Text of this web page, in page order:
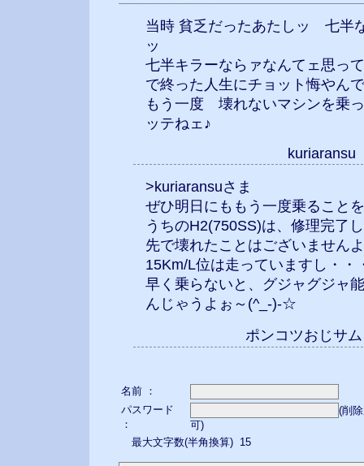
当時 貧乏だったあたしッ 七半
ッ
七半キラーならァなんてェ思っ
で終った人生にチョッ
もう一度 壊れないマシンを乗
ッテねェ♪
>kuriaransuさま
ぜひ明日にももう一度乗ること
うちのH2(750SS)は、修理完了
先で壊れたことはございません
15Km/L位は走っていますし・
早く乗らないと、グジャグジャ
んじゃうよぉ～(^_-)-☆
ポンコツおじ
名前 ：
パスワード
：
(削
可)
最大文字数(半角換算) 15